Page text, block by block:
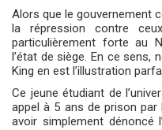
Alors que le gouvernement
la répression contre
particulièrement forte au
l’état de siège. En ce sens,
King en est l’illustration
Ce jeune étudiant de
appel à 5 ans de prison
avoir simplement dénoncé